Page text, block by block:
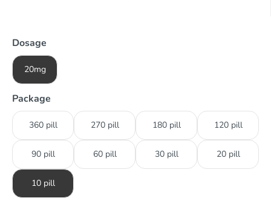
Dosage
20mg
Package
360 pill 270 pill 180 pill 120 pill
90 pill 60 pill 30 pill 20 pill
10 pill